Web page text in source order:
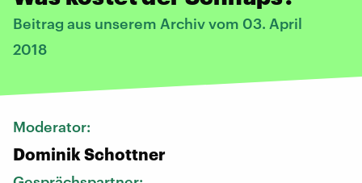
Beitrag aus unserem Archiv vom 03. April
2018
Moderator:
Dominik Schottner